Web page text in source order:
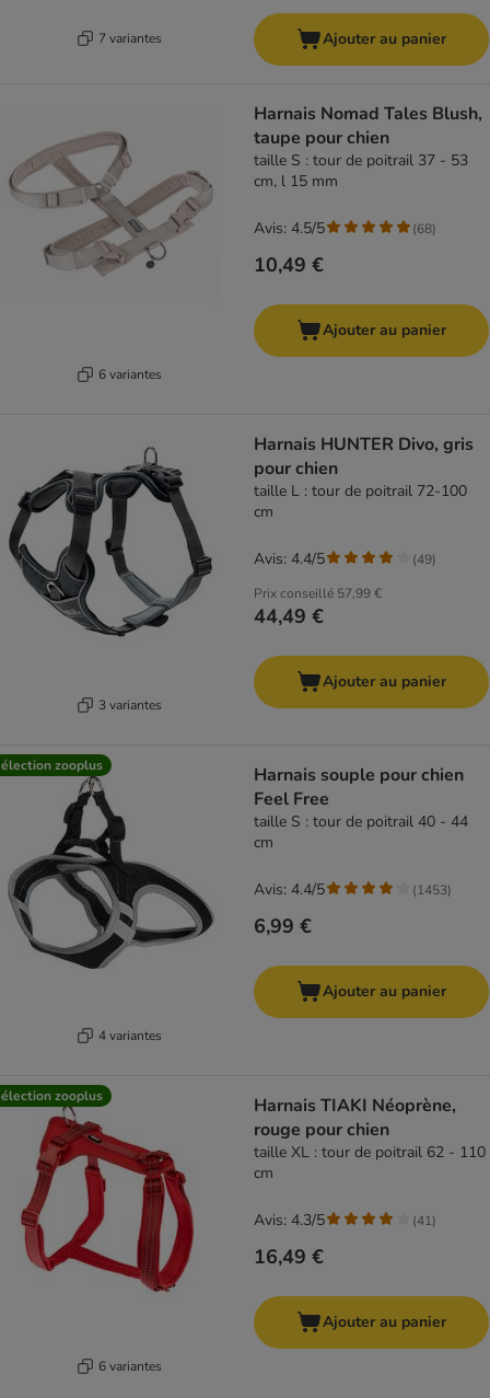
7 variantes Ajouter au panier
6 variantes
Harnais Nomad Tales Blush,
taupe pour chien
taille S : tour de poitrail 37 - 53
cm, l 15 mm
10,49 €
Avis: 4.5/5 (68)
Ajouter au panier
3 variantes
Harnais HUNTER Divo, gris
pour chien
taille L : tour de poitrail 72-100
cm
Prix conseillé 57,99 €
44,49 €
Avis: 4.4/5 (49)
Ajouter au panier
zooplus
4 variantes
Harnais souple pour chien
Feel Free
taille S : tour de poitrail 40 - 44
cm
6,99 €
Avis: 4.4/5 (1453)
Ajouter au panier
zooplus
6 variantes
Harnais TIAKI Néoprène,
rouge pour chien
taille XL : tour de poitrail 62 - 110
cm
16,49 €
Avis: 4.3/5 (41)
Ajouter au panier